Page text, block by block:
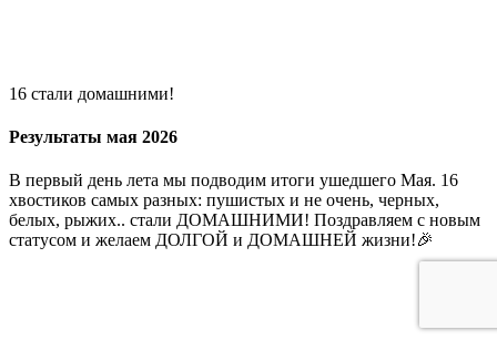
16 стали домашними!
Результаты мая 2026
В первый день лета мы подводим итоги ушедшего Мая. 16
хвостиков самых разных: пушистых и не очень, черных,
белых, рыжих.. стали ДОМАШНИМИ! Поздравляем с новым
статусом и желаем ДОЛГОЙ и ДОМАШНЕЙ жизни!🎉